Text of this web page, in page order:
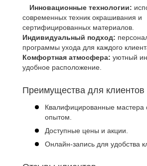
Инновационные технологии:
современных техник окрашивания и
сертифицированных материалов.
Индивидуальный подход:
программы ухода для каждого
Комфортная атмосфера: уютный
удобное расположение.
Преимущества для клиентов
Квалифицированные мастера
опытом.
Доступные цены и акции.
Онлайн-запись для удобства